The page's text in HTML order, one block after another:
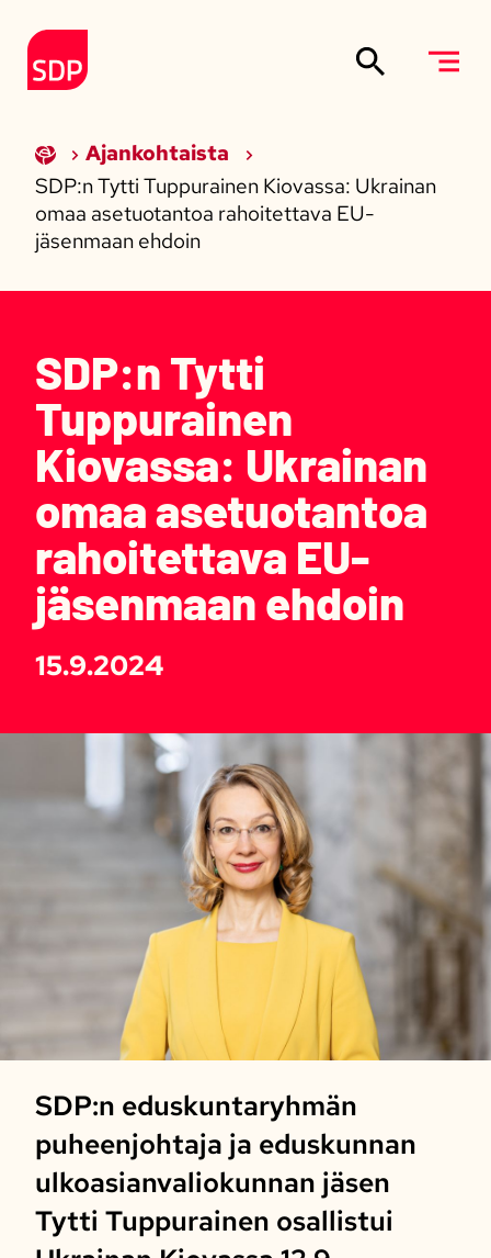
Etusivulle
Ajankohtaista
SDP:n Tytti Tuppurainen Kiovassa: Ukrainan
omaa asetuotantoa rahoitettava EU-
jäsenmaan ehdoin
SDP:n Tytti
Tuppurainen
Kiovassa: Ukrainan
omaa asetuotantoa
rahoitettava EU-
jäsenmaan ehdoin
15.9.2024
SDP:n eduskuntaryhmän
puheenjohtaja ja eduskunnan
ulkoasianvaliokunnan jäsen
Tytti Tuppurainen osallistui